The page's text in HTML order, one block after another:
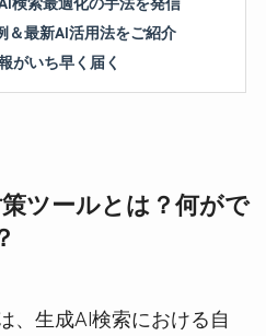
最新AI活用法をご紹介
がいち早く届く
ツールとは？何がで
、生成AI検索における自